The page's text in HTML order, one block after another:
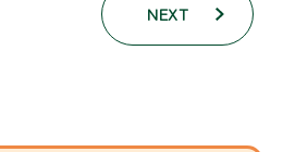
NEXT